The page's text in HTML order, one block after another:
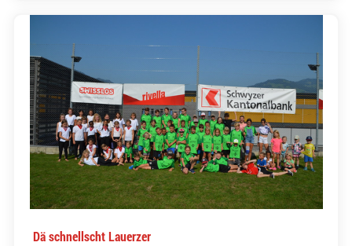
Dä schnellscht Lauerzer